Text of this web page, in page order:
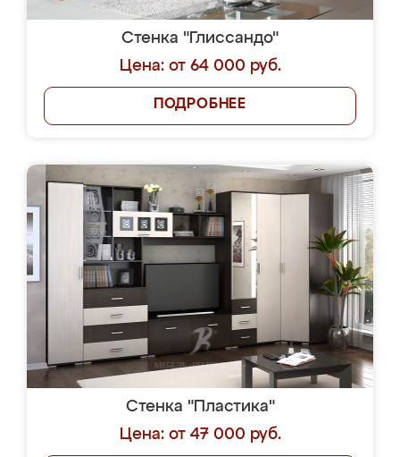
Стенка "Глиссандо"
Цена: от 64 000 руб.
ПОДРОБНЕЕ
Стенка "Пластика"
Цена: от 47 000 руб.